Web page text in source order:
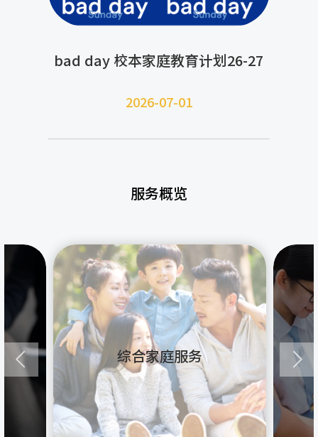
bad day 校本家庭教育计划26-27
2026-07-01
服务概览
综合家庭服务